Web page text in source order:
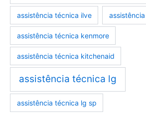
assistência técnica ilve
assistência técnica kenmore
assistência técnica kitchenaid
assistência técnica lg
assistência técnica lg sp